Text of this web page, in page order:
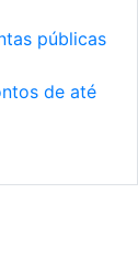
públicas
de até